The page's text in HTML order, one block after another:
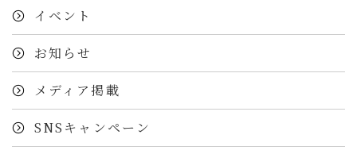
イベント
お知らせ
メディア掲載
SNSキャンペーン